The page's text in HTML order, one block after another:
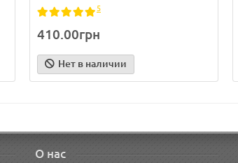
5
410.00грн
Нет в наличии
О нас